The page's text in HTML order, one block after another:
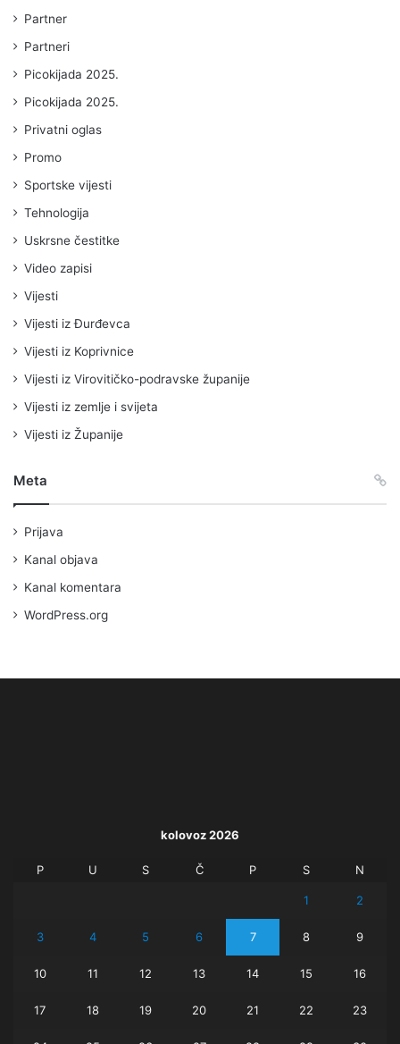
Partner
Partneri
Picokijada 2025.
Picokijada 2025.
Privatni oglas
Promo
Sportske vijesti
Tehnologija
Uskrsne čestitke
Video zapisi
Vijesti
Vijesti iz Đurđevca
Vijesti iz Koprivnice
Vijesti iz Virovitičko-podravske županije
Vijesti iz zemlje i svijeta
Vijesti iz Županije
Meta
Prijava
Kanal objava
Kanal komentara
WordPress.org
kolovoz 2026
P U S Č P S N
1 2
3 4 5 6 7 8 9
10 11 12 13 14 15 16
17 18 19 20 21 22 23